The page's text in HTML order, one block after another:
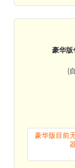
豪华版
(
豪华版目前